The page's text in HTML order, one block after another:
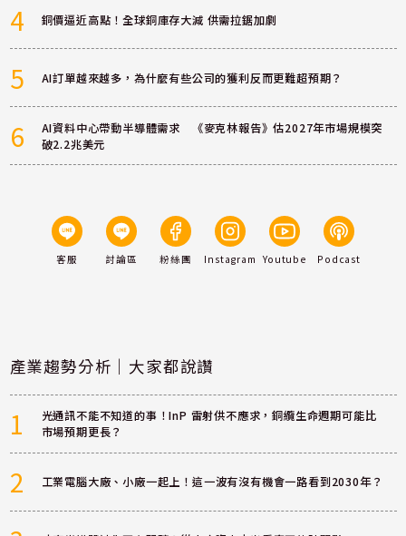
4 銅價逼近高點！全球銅庫存大減 供需拉鋸加劇
5 AI訂單越來越多，為什麼有些公司的獲利反而更難超預期？
6
AI資料中心帶動半導體需求 《麥克林報告》估2027年市場規模突
破2.2兆美元
客服 討論區 粉絲團 Instagram Youtube Podcast
產業趨勢分析｜大家都說讚
1
光通訊不能不知道的事！InP 雷射供不應求，銅纜生命週期可能比
市場預期更長？
2 工業電腦大廠、小廠一起上！這一波有沒有機會一路看到2030年？